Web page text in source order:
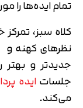
تمام ایده‌ها را
کلاه سبز،
نظرهای کهنه و
جدیدتر و
جلساتایده
می‌کند.